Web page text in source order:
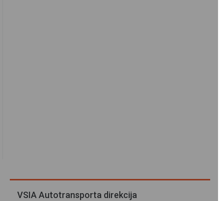
VSIA Autotransporta direkcija